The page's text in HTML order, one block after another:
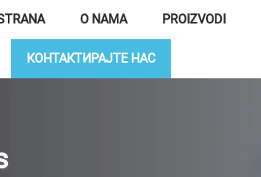
O NAMA PROIZVODI
КОНТАКТИРАЈТЕ НАС